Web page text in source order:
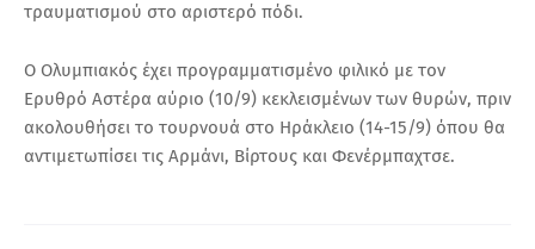
τραυματισμού στο αριστερό πόδι.
Ο Ολυμπιακός έχει προγραμματισμένο φιλικό με τον
Ερυθρό Αστέρα αύριο (10/9) κεκλεισμένων των θυρών, πριν
ακολουθήσει το τουρνουά στο Ηράκλειο (14-15/9) όπου θα
αντιμετωπίσει τις Αρμάνι, Βίρτους και Φενέρμπαχτσε.